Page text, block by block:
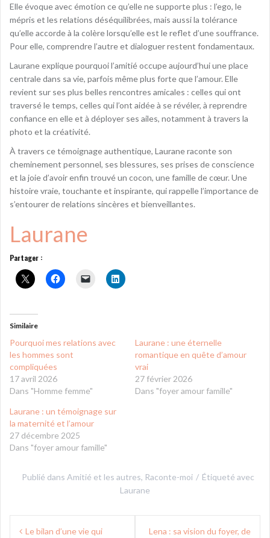
Elle évoque avec émotion ce qu’elle ne supporte plus : l’ego, le
mépris et les relations déséquilibrées, mais aussi la tolérance
qu’elle accorde à la colère lorsqu’elle est le reflet d’une souffrance.
Pour elle, comprendre l’autre et dialoguer restent fondamentaux.
Laurane explique pourquoi l’amitié occupe aujourd’hui une place
centrale dans sa vie, parfois même plus forte que l’amour. Elle
revient sur ses plus belles rencontres amicales : celles qui ont
traversé le temps, celles qui l’ont aidée à se révéler, à reprendre
confiance en elle et à déployer ses ailes, notamment à travers la
photo et la créativité.
À travers ce témoignage authentique, Laurane raconte son
cheminement personnel, ses blessures, ses prises de conscience
et la joie d’avoir enfin trouvé un cocon, une famille de cœur. Une
histoire vraie, touchante et inspirante, qui rappelle l’importance de
s’entourer de relations sincères et bienveillantes.
Laurane
Partager :
Similaire
Pourquoi mes relations avec
les hommes sont
compliquées
17 avril 2026
Dans "Homme femme"
Laurane : une éternelle
romantique en quête d’amour
vrai
27 février 2026
Dans "foyer amour famille"
Laurane : un témoignage sur
la maternité et l’amour
27 décembre 2025
Dans "foyer amour famille"
Publié dans Amitié et les autres, Raconte-moi
Étiqueté avec
Laurane
Navigation
Le bilan d’une vie qui
Lena : sa vision du foyer, de